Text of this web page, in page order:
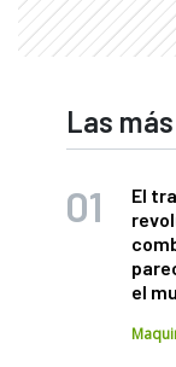
Las
El
el